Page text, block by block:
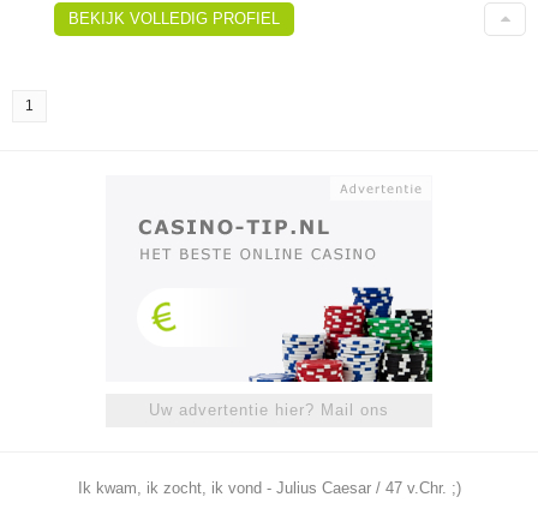
BEKIJK VOLLEDIG PROFIEL
1
Uw advertentie hier? Mail ons
Ik kwam, ik zocht, ik vond - Julius Caesar / 47 v.Chr. ;)